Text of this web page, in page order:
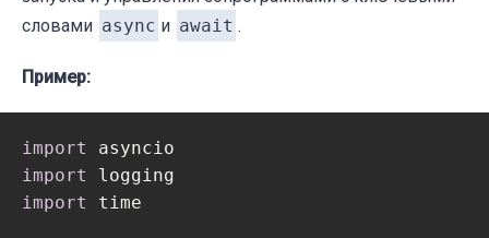
словами async и await .
Пример:
import
import
import
time